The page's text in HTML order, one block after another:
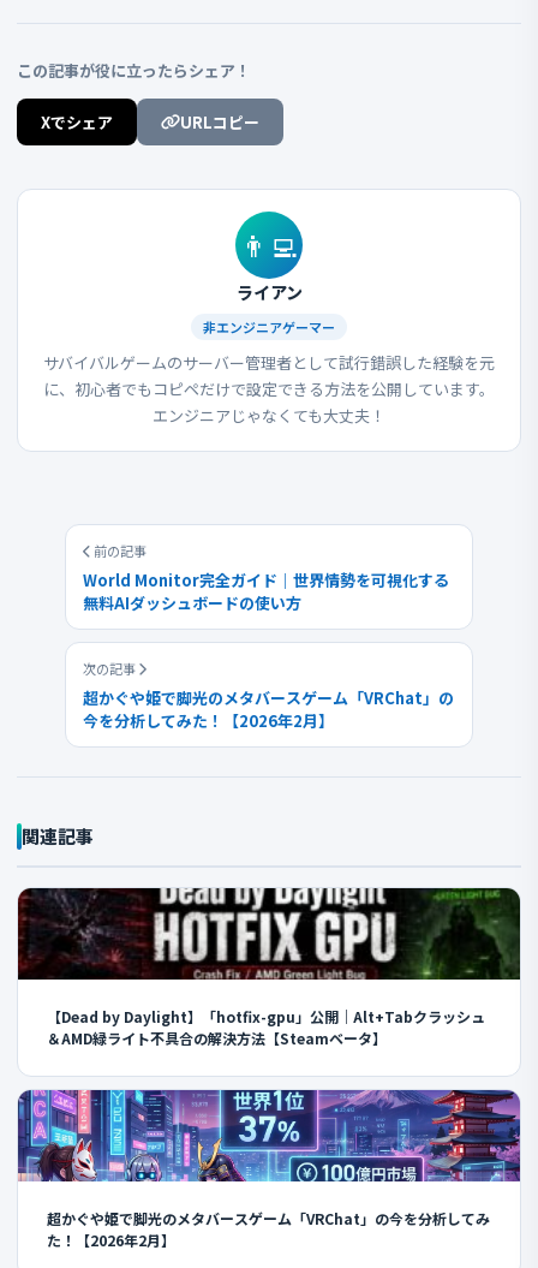
この記事が役に立ったらシェア！
Xでシェア URLコピー
👨‍💻
ライアン
非エンジニアゲーマー
サバイバルゲームのサーバー管理者として試行錯誤した経験を元
に、初心者でもコピペだけで設定できる方法を公開しています。
エンジニアじゃなくても大丈夫！
前の記事
World Monitor完全ガイド｜世界情勢を可視化する
無料AIダッシュボードの使い方
次の記事
超かぐや姫で脚光のメタバースゲーム「VRChat」の
今を分析してみた！【2026年2月】
関連記事
【Dead by Daylight】「hotfix-gpu」公開｜Alt+Tabクラッシュ
＆AMD緑ライト不具合の解決方法【Steamベータ】
超かぐや姫で脚光のメタバースゲーム「VRChat」の今を分析してみ
た！【2026年2月】